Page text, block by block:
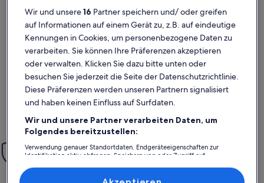
Weitere Infos zu Charming Apartment Near City Center Of
Stilvoll wohnen in Kopenhagen
10 von 10
Außergewöhnlich
außergewöhnlich
30 Bewertungen
(30
bewertungen)
Vielen Dank an Kirsten und Sören,wir hatten ein paar
wunderschöne Tage in Kopenhagen. Nach einer sehr netten
Einweisung durch die Gastgeber haben wir uns in der
liebevoll und inspirierend eingerichteten, sehr ruhig
gelegenen Wohnung rundum wohlgefühlt.Gerne
wieder!Detlev und Eike
erfüllt
Lage lässt
Einfach sorglos
um die Uhr Unterstützung
Wir und unsere16 Partner speichern und/ oder greifen
auf Informationen auf einem Gerät zu, z.B. auf eindeutige
Kennungen in Cookies, um personenbezogene Daten zu
verarbeiten. Sie können Ihre Präferenzen akzeptieren
oder verwalten. Klicken Sie dazu bitte unten oder
besuchen Sie jederzeit die Seite der Datenschutzrichtlinie.
Diese Präferenzen werden unseren Partnern signalisiert
und haben keinen Einfluss auf Surfdaten.
Wir und unsere Partner verarbeiten Daten, um
Folgendes bereitzustellen:
Verwendung genauer Standortdaten. Endgeräteeigenschaften zur
Identifikation aktiv abfragen. Speichern von oder Zugriff auf
Inhalte, Messung von Werbeleistung und der Performance von Inhalten,
Zielgruppenforschung sowie Entwicklung und Verbesserung von